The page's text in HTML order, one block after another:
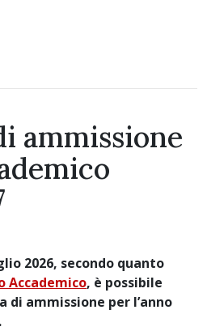
ammissione
2026, secondo quanto
Accademico, è possibile
di ammissione per l’anno